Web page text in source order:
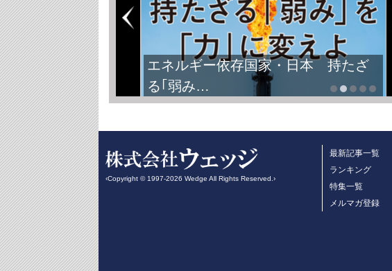
エネルギー依存国家・日本 持たざ
る｢弱み…
‹Copyright © 1997-2026 Wedge All Rights Reserved.›
最新記事一覧
ランキング
特集一覧
メルマガ登録